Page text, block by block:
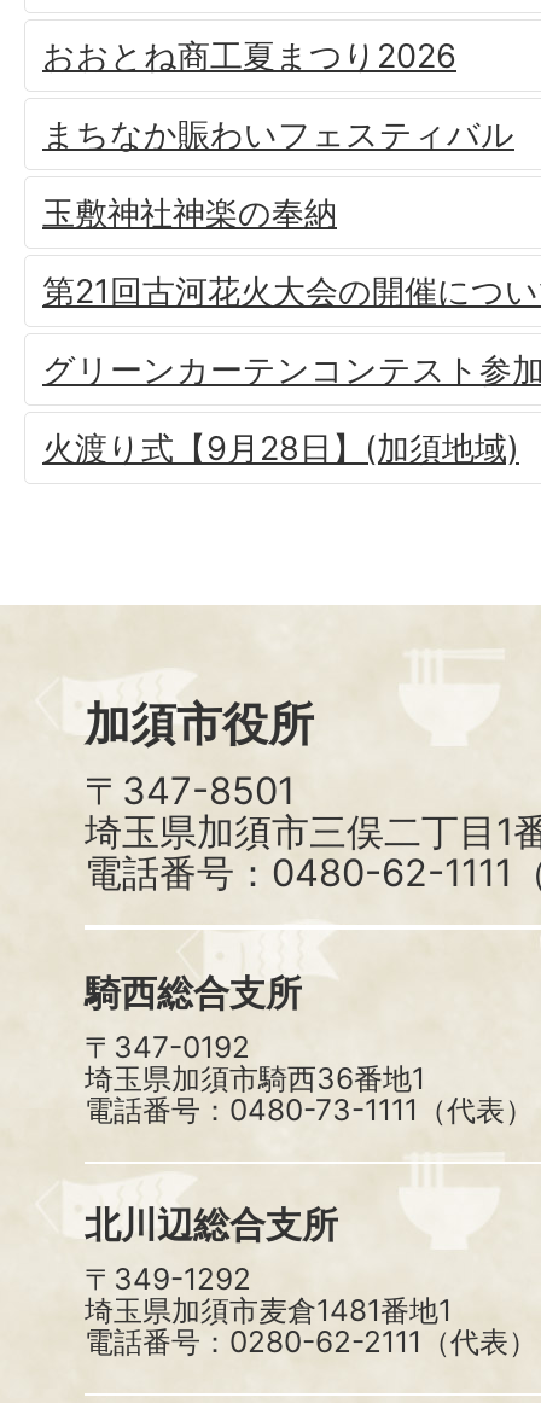
おおとね商工夏まつり2026
まちなか賑わいフェスティバル
玉敷神社神楽の奉納
第21回古河花火大会の開催につ
グリーンカーテンコンテスト参
火渡り式【9月28日】(加須地域)
加須市役所
〒347-8501
埼玉県加須市三俣二丁目1
電話番号：0480-62-1111
騎西総合支所
〒347-0192
埼玉県加須市騎西36番地1
電話番号：0480-73-1111（代表）
北川辺総合支所
〒349-1292
埼玉県加須市麦倉1481番地1
電話番号：0280-62-2111（代表）